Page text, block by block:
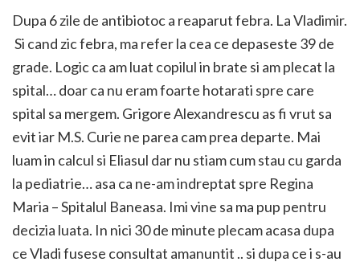
Dupa 6 zile de antibiotoc a reaparut febra. La Vladimir.
Si cand zic febra, ma refer la cea ce depaseste 39 de
grade. Logic ca am luat copilul in brate si am plecat la
spital… doar ca nu eram foarte hotarati spre care
spital sa mergem. Grigore Alexandrescu as fi vrut sa
evit iar M.S. Curie ne parea cam prea departe. Mai
luam in calcul si Eliasul dar nu stiam cum stau cu garda
la pediatrie… asa ca ne-am indreptat spre Regina
Maria – Spitalul Baneasa. Imi vine sa ma pup pentru
decizia luata. In nici 30 de minute plecam acasa dupa
ce Vladi fusese consultat amanuntit .. si dupa ce i s-au